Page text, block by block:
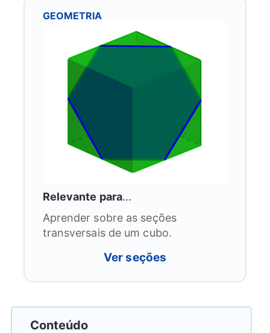
GEOMETRIA
Relevante para…
Aprender sobre as seções
transversais de um cubo.
Ver seções
Conteúdo